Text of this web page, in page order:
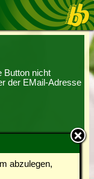
abzulegen,